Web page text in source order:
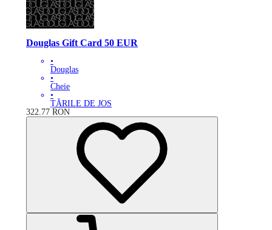
Douglas Gift Card 50 EUR
•
Douglas
•
Cheie
•
ȚĂRILE DE JOS
322.77 RON